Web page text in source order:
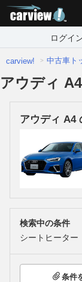
ログイ
carview! 中古車ト
アウディ
アウディ A4
検索中の条件
シートヒーター
条件